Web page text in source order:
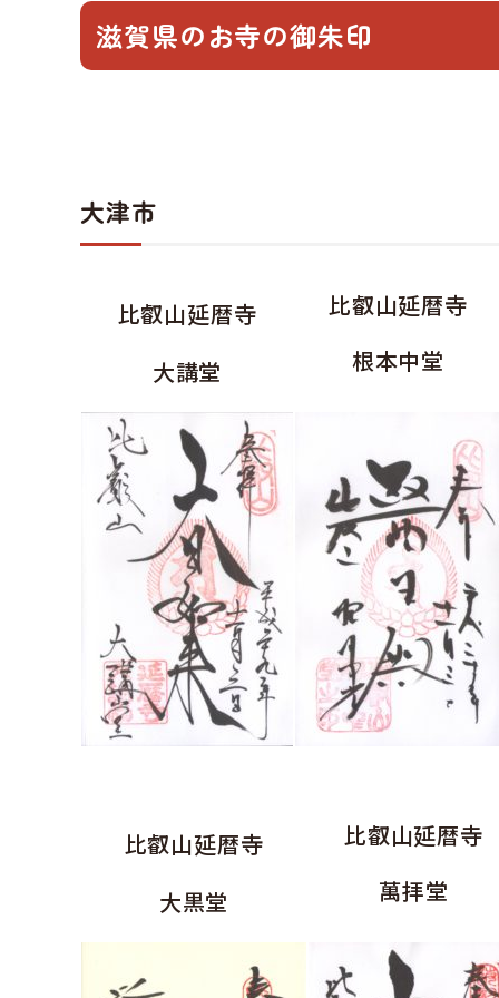
滋賀県のお寺の御朱印
大津市
比叡山延暦寺
大講堂
比叡山延暦寺
根本中堂
比叡山延暦寺
大黒堂
比叡山延暦寺
萬拝堂